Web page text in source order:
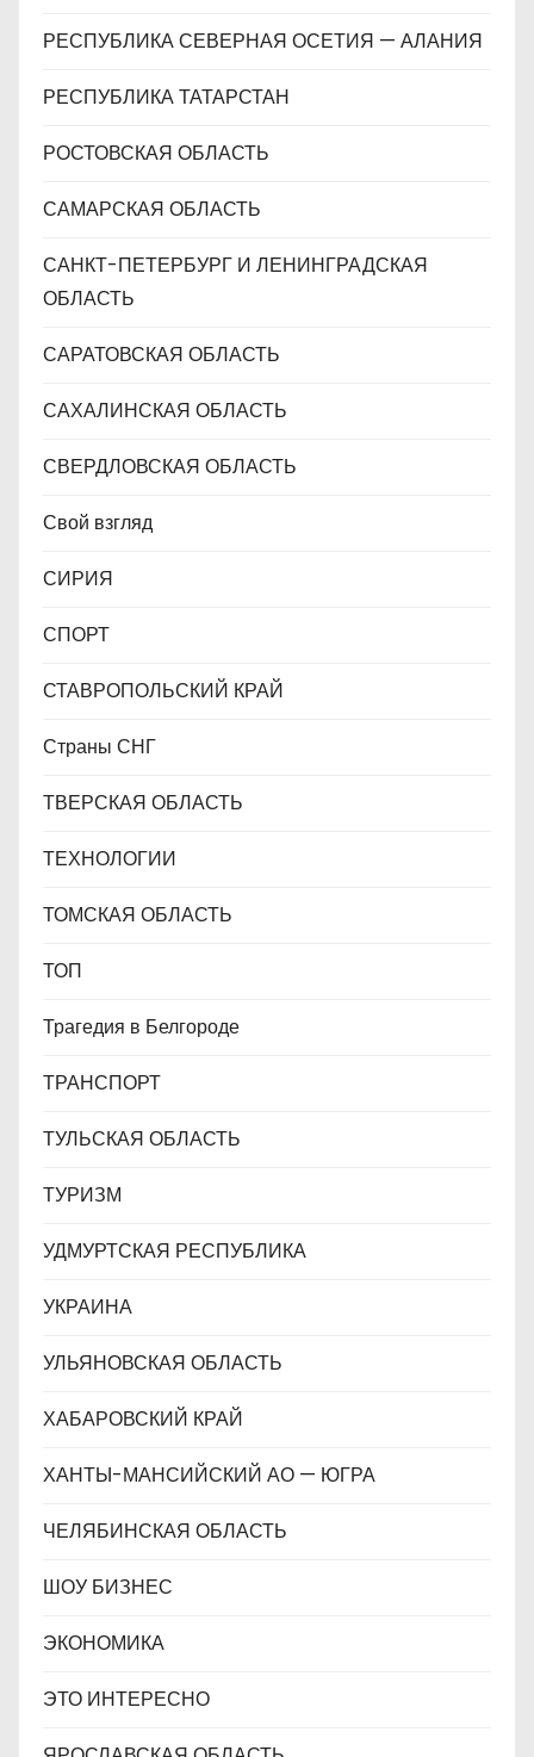
РЕСПУБЛИКА СЕВЕРНАЯ ОСЕТИЯ — АЛАНИЯ
РЕСПУБЛИКА ТАТАРСТАН
РОСТОВСКАЯ ОБЛАСТЬ
САМАРСКАЯ ОБЛАСТЬ
САНКТ-ПЕТЕРБУРГ И ЛЕНИНГРАДСКАЯ
ОБЛАСТЬ
САРАТОВСКАЯ ОБЛАСТЬ
САХАЛИНСКАЯ ОБЛАСТЬ
СВЕРДЛОВСКАЯ ОБЛАСТЬ
Свой взгляд
СИРИЯ
СПОРТ
СТАВРОПОЛЬСКИЙ КРАЙ
Страны СНГ
ТВЕРСКАЯ ОБЛАСТЬ
ТЕХНОЛОГИИ
ТОМСКАЯ ОБЛАСТЬ
ТОП
Трагедия в Белгороде
ТРАНСПОРТ
ТУЛЬСКАЯ ОБЛАСТЬ
ТУРИЗМ
УДМУРТСКАЯ РЕСПУБЛИКА
УКРАИНА
УЛЬЯНОВСКАЯ ОБЛАСТЬ
ХАБАРОВСКИЙ КРАЙ
ХАНТЫ-МАНСИЙСКИЙ АО — ЮГРА
ЧЕЛЯБИНСКАЯ ОБЛАСТЬ
ШОУ БИЗНЕС
ЭКОНОМИКА
ЭТО ИНТЕРЕСНО